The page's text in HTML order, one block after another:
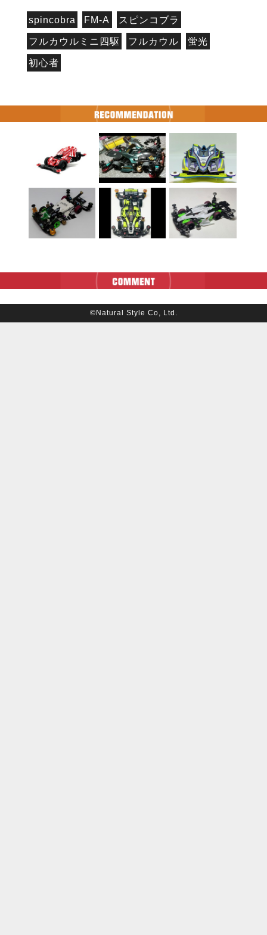
spincobra FM-A スピンコブラ
フルカウルミニ四駆 フルカウル 蛍光
初心者
©Natural Style Co, Ltd.